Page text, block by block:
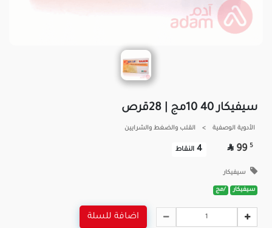
سيفيكار 40 10مج | 28قرص
الأدوية الوصفية > القلب والضغط والشرايين
5
99

4 النقاط
سيفيكار
سيفيكار /مج
اضافة للسلة